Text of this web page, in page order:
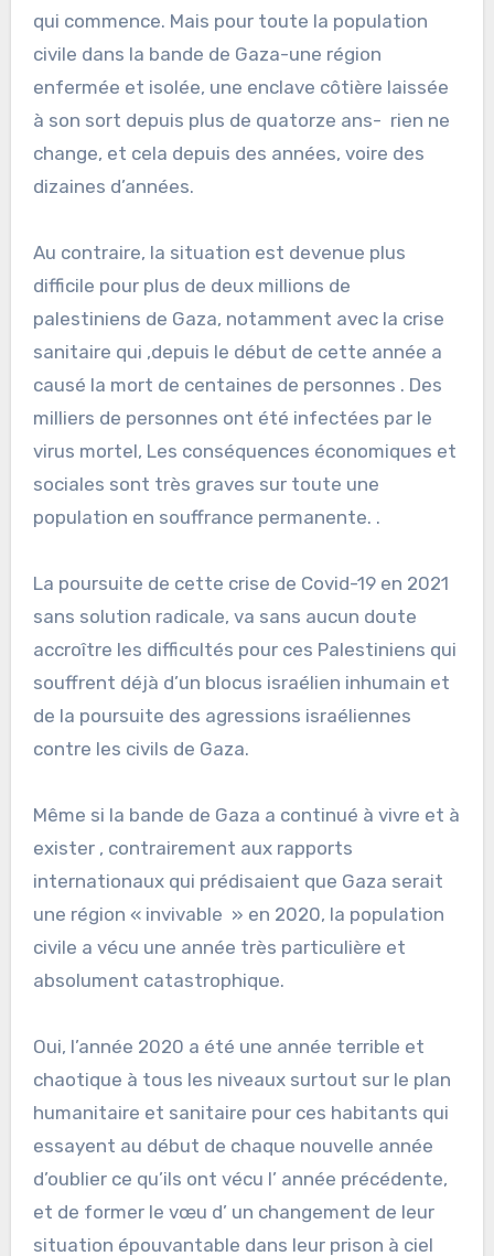
qui commence. Mais pour toute la population
civile dans la bande de Gaza-une région
enfermée et isolée, une enclave côtière laissée
à son sort depuis plus de quatorze ans- rien ne
change, et cela depuis des années, voire des
dizaines d’années.
Au contraire, la situation est devenue plus
difficile pour plus de deux millions de
palestiniens de Gaza, notamment avec la crise
sanitaire qui ,depuis le début de cette année a
causé la mort de centaines de personnes . Des
milliers de personnes ont été infectées par le
virus mortel, Les conséquences économiques et
sociales sont très graves sur toute une
population en souffrance permanente. .
La poursuite de cette crise de Covid-19 en 2021
sans solution radicale, va sans aucun doute
accroître les difficultés pour ces Palestiniens qui
souffrent déjà d’un blocus israélien inhumain et
de la poursuite des agressions israéliennes
contre les civils de Gaza.
Même si la bande de Gaza a continué à vivre et à
exister , contrairement aux rapports
internationaux qui prédisaient que Gaza serait
une région « invivable » en 2020, la population
civile a vécu une année très particulière et
absolument catastrophique.
Oui, l’année 2020 a été une année terrible et
chaotique à tous les niveaux surtout sur le plan
humanitaire et sanitaire pour ces habitants qui
essayent au début de chaque nouvelle année
d’oublier ce qu’ils ont vécu l’ année précédente,
et de former le vœu d’ un changement de leur
situation épouvantable dans leur prison à ciel